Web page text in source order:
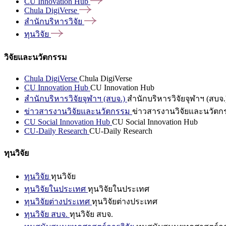
Chula DigiVerse
สำนักบริหารวิจัย
ทุนวิจัย
วิจัยและนวัตกรรม
Chula DigiVerse Chula DigiVerse
CU Innovation Hub CU Innovation Hub
สำนักบริหารวิจัยจุฬาฯ (สบจ.) สำนักบริหารวิจัยจุฬาฯ (สบจ
ข่าวสารงานวิจัยและนวัตกรรม ข่าวสารงานวิจัยและนวัตก
CU Social Innovation Hub CU Social Innovation Hub
CU-Daily Research CU-Daily Research
ทุนวิจัย
ทุนวิจัย ทุนวิจัย
ทุนวิจัยในประเทศ ทุนวิจัยในประเทศ
ทุนวิจัยต่างประเทศ ทุนวิจัยต่างประเทศ
ทุนวิจัย สบจ. ทุนวิจัย สบจ.